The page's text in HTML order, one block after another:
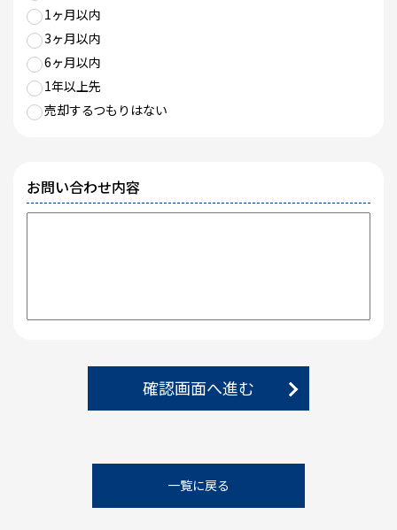
1ヶ月以内
3ヶ月以内
6ヶ月以内
1年以上先
売却するつもりはない
お問い合わせ内容
確認画面へ進む
一覧に戻る